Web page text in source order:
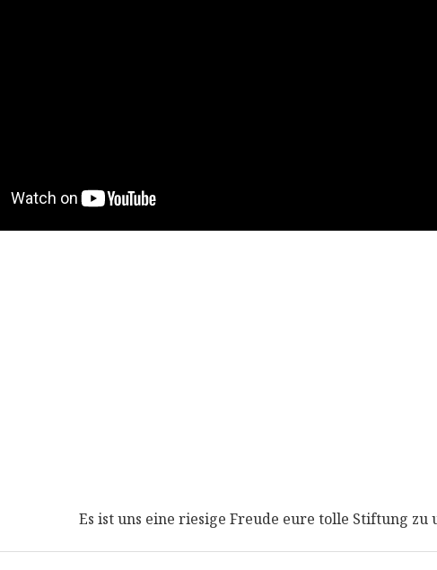
Es ist uns eine riesige Freude eure tolle Stiftung zu